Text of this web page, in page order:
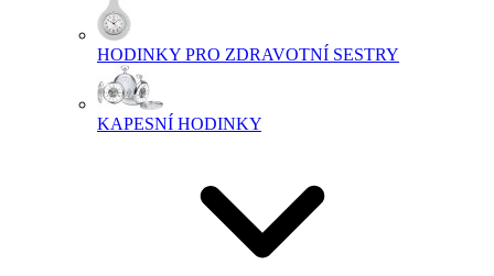
HODINKY PRO ZDRAVOTNÍ SESTRY
KAPESNÍ HODINKY